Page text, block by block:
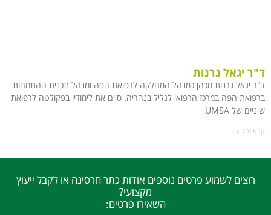
ד"ר יגאל גרנות
ד"ר יגאל גרנות מכהן כמנהל המחלקה לרפואת הפה ומנהל תכנית ההתמחות
ברפואת הפה במרכז הרפואי לגליל בנהריה. סיים את לימודיו בפקולטה לרפואת
שיניים של UMSA
קרא עוד »
רוצים לשמוע פרטים נוספים אודות כתר חרסינה או לקבל ייעוץ
מקצועי?
השאירו פרטים: